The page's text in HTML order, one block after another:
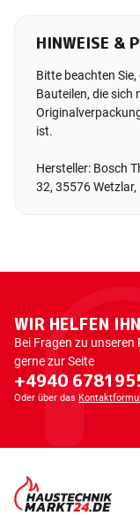
HINWEISE &
Bitte beachten
Bauteilen, die sich
ist.
Hersteller: Bosch
32, 35576
WIR HELFEN
Bei Fragen zu
gerne zur Seite
+4940
Oder über das